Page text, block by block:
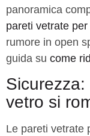
panoramica
pareti vetrate per
rumore in open
guida su come
vetro si
Le pareti vetrate